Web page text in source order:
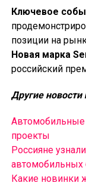
Ключевое
позиции на
Новая марка
российский
Другие новости
Автомобильные
проекты
Россияне
автомобильных
Какие новинки